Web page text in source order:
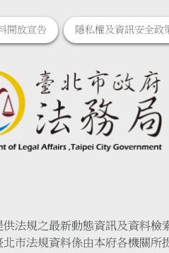
開放宣告 隱私權及資訊安全政
供法規之最新動態資訊及資料檢
北市法規資料係由本府各機關所